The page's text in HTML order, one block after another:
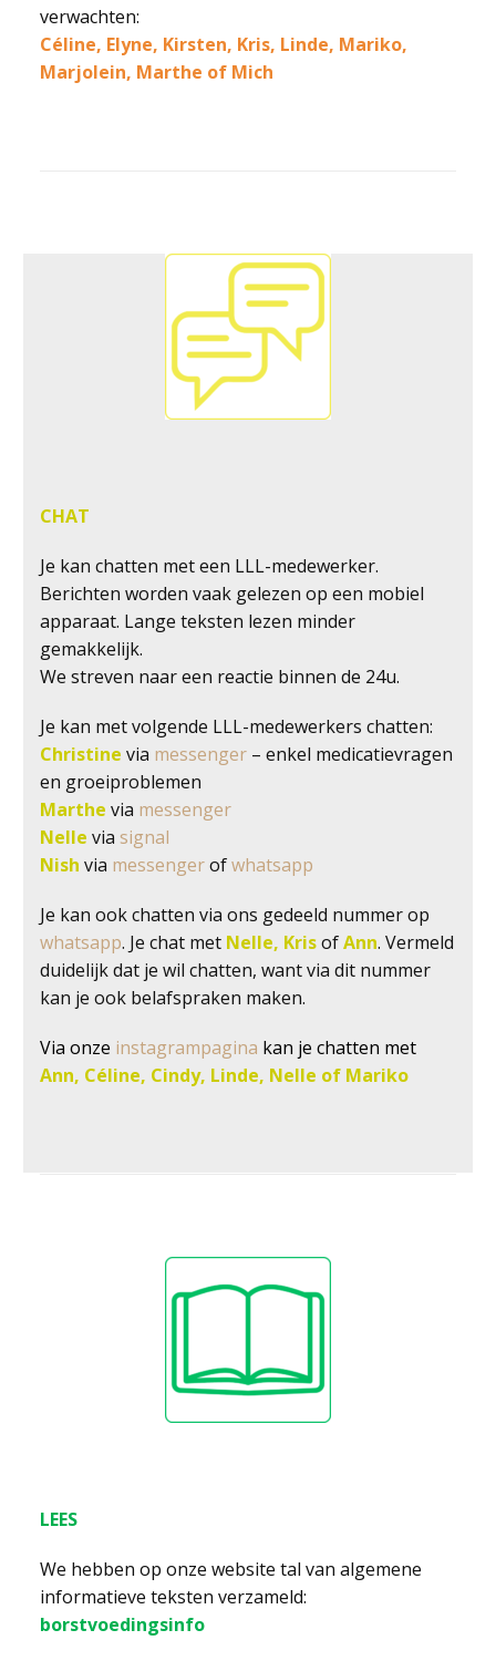
verwachten:
Céline, Elyne, Kirsten, Kris, Linde, Mariko,
Marjolein, Marthe of Mich
CHAT
Je kan chatten met een LLL-medewerker.
Berichten worden vaak gelezen op een mobiel
apparaat. Lange teksten lezen minder
gemakkelijk.
We streven naar een reactie binnen de 24u.
Je kan met volgende LLL-medewerkers chatten:
Christine via messenger– enkel medicatievragen
en groeiproblemen
Marthe via messenger
Nelle via signal
Nish via messengerofwhatsapp
Je kan ook chatten via ons gedeeld nummer op
whatsapp. Je chat met Nelle, KrisofAnn. Vermeld
duidelijk dat je wil chatten, want via dit nummer
kan je ook belafspraken maken.
Via onze instagrampagina kan je chatten met
Ann, Céline, Cindy, Linde, Nelle of Mariko
LEES
We hebben op onze website tal van algemene
informatieve teksten verzameld:
borstvoedingsinfo